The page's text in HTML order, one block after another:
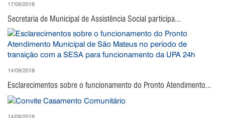
17/09/2018
Secretaria de Municipal de Assistência Social participa...
14/09/2018
Esclarecimentos sobre o funcionamento do Pronto Atendimento...
14/09/2018